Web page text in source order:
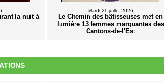
la nuit à
Mardi 21 juillet 2026
Le Chemin des bâtisseuses met en
lumière 13 femmes marquantes des
Cantons-de-l'Est